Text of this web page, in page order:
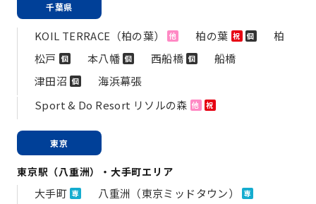
千葉県
KOIL TERRACE（柏の葉） 他 柏の葉 祝 個
柏
松戸 個 本八幡 個 西船橋 個
船橋
津田沼 個
海浜幕張
Sport & Do Resort リソルの森 他 祝
東京
東京駅（八重洲）・大手町エリア
大手町 専 八重洲（東京ミッドタウン） 専